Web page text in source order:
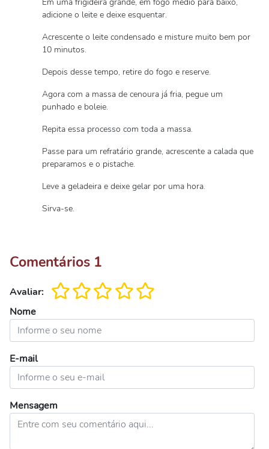
adicione o leite e deixe esquentar.
Acrescente o leite condensado e misture muito bem por
10 minutos.
Depois desse tempo, retire do fogo e reserve.
Agora com a massa de cenoura já fria, pegue um
punhado e boleie.
Repita essa processo com toda a massa.
Passe para um refratário grande, acrescente a calada que
preparamos e o pistache.
Leve a geladeira e deixe gelar por uma hora.
Sirva-se.
Comentários 1
Avaliar:
Nome
E-mail
Mensagem